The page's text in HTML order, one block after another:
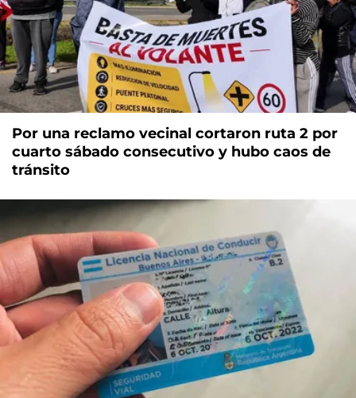
Por una reclamo vecinal cortaron ruta 2 por
cuarto sábado consecutivo y hubo caos de
tránsito